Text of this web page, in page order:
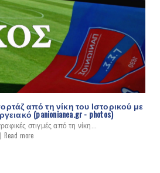
από τη νίκη του Ιστορικού με
(panionianea.gr - photos)
στιγμές από τη νίκη...
Read more